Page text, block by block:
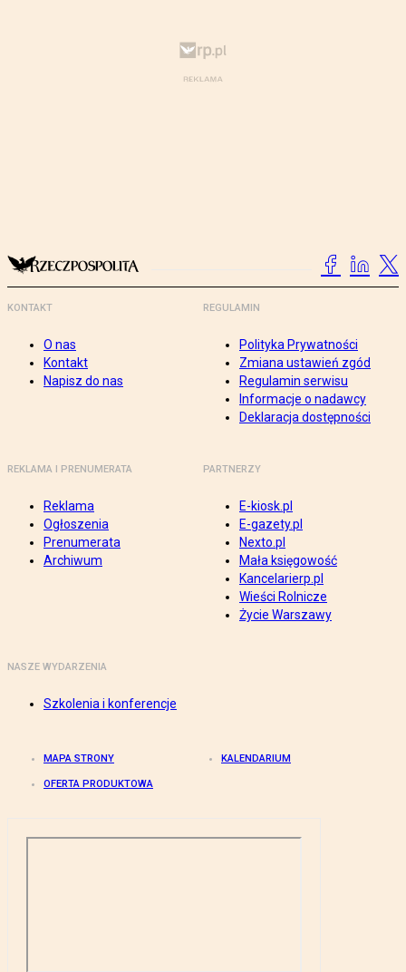
KONTAKT
O nas
Kontakt
Napisz do nas
REGULAMIN
Polityka Prywatności
Zmiana ustawień zgód
Regulamin serwisu
Informacje o nadawcy
Deklaracja dostępności
REKLAMA I PRENUMERATA
Reklama
Ogłoszenia
Prenumerata
Archiwum
PARTNERZY
E-kiosk.pl
E-gazety.pl
Nexto.pl
Mała księgowość
Kancelarierp.pl
Wieści Rolnicze
Życie Warszawy
NASZE WYDARZENIA
Szkolenia i konferencje
MAPA STRONY KALENDARIUM
OFERTA PRODUKTOWA